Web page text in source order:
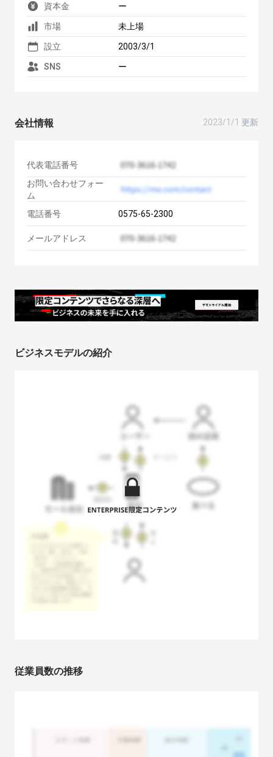
資本金 ー
市場 未上場
設立 2003/3/1
SNS ー
会社情報 2023/1/1 更新
代表電話番号
お問い合わせフォー
ム
電話番号
0575-65-2300
メールアドレス
ビジネスモデルの紹介
従業員数の推移